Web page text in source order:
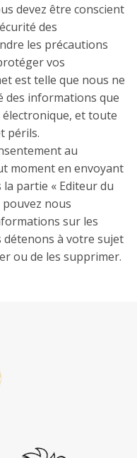
devez être conscient
des
les précautions
vos
est telle que nous ne
des informations que
et toute
périls.
au
moment en envoyant
la partie « Editeur du
pouvez nous
sur les
à votre sujet
ou de les supprimer.